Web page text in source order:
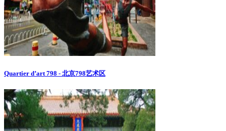
Quartier d’art 798 - 北京798艺术区